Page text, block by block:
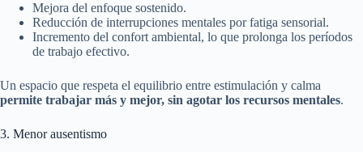
Mejora del enfoque sostenido.
Reducción de interrupciones mentales por fatiga sensorial.
Incremento del confort ambiental, lo que prolonga los períodos
de trabajo efectivo.
Un espacio que respeta el equilibrio entre estimulación y calma
permite trabajar más y mejor, sin agotar los recursos mentales.
3. Menor ausentismo